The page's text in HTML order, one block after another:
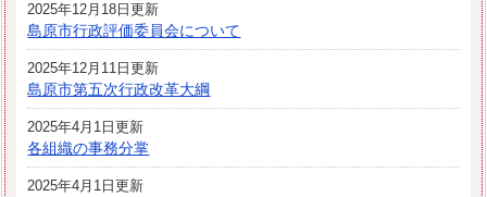
2025年12月18日更新
島原市行政評価委員会について
2025年12月11日更新
島原市第五次行政改革大綱
2025年4月1日更新
各組織の事務分掌
2025年4月1日更新